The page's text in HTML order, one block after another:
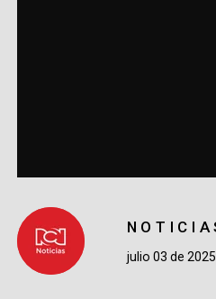
julio 03 de 2025